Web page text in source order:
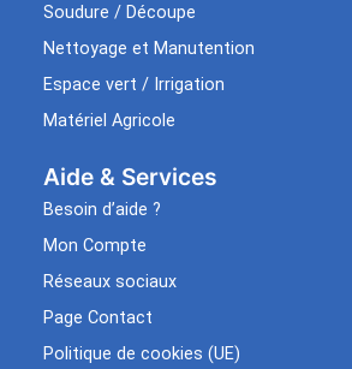
Soudure / Découpe
Nettoyage et Manutention
Espace vert / Irrigation
Matériel Agricole
Aide & Services​
Besoin d’aide ?
Mon Compte
Réseaux sociaux
Page Contact
Politique de cookies (UE)